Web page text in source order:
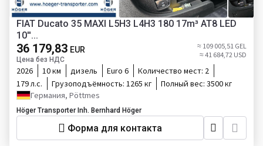
FIAT Ducato 35 MAXI L5H3 L4H3 180 17m³ AT8 LED
10''...
36 179,83 EUR
Цена без НДС
≈ 109 005,51 GEL
≈ 41 684,72 USD
2026 10 км дизель Euro 6 Количество мест: 2
179 л.с.
Грузоподъёмность: 1265 кг Полный вес: 3500 кг
Германия, Pöttmes
Höger Transporter Inh. Bernhard Höger
Форма для контакта